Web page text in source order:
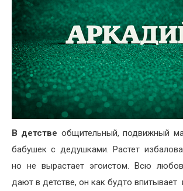
В детстве общительный, подвижный
бабушек с дедушками. Растет
но не вырастает эгоистом. Всю
дают в детстве, он как будто впитывает